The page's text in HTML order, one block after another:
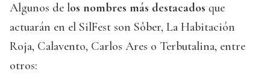
Algunos de los nombres más destacados que
actuarán en el SilFest son Sôber, La Habitación
Roja, Calavento, Carlos Ares o Terbutalina, entre
otros: